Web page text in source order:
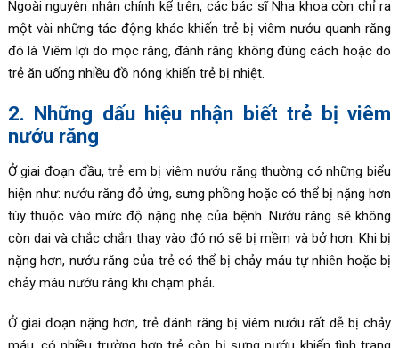
Ngoài nguyên nhân chính kể trên, các bác sĩ Nha khoa còn chỉ ra
một vài những tác động khác khiến trẻ bị viêm nướu quanh răng
đó là Viêm lợi do mọc răng, đánh răng không đúng cách hoặc do
trẻ ăn uống nhiều đồ nóng khiến trẻ bị nhiệt.
2. Những dấu hiệu nhận biết trẻ bị viêm
nướu răng
Ở giai đoạn đầu, trẻ em bị viêm nướu răng thường có những biểu
hiện như: nướu răng đỏ ửng, sưng phồng hoặc có thể bị nặng hơn
tùy thuộc vào mức độ nặng nhẹ của bệnh. Nướu răng sẽ không
còn dai và chắc chắn thay vào đó nó sẽ bị mềm và bở hơn. Khi bị
nặng hơn, nướu răng của trẻ có thể bị chảy máu tự nhiên hoặc bị
chảy máu nướu răng khi chạm phải.
Ở giai đoạn nặng hơn, trẻ đánh răng bị viêm nướu rất dễ bị chảy